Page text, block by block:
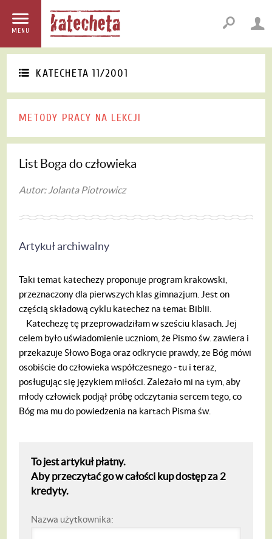
MENU
KATECHETA 11/2001
METODY PRACY NA LEKCJI
List Boga do człowieka
Autor: Jolanta Piotrowicz
Artykuł archiwalny
Taki temat katechezy proponuje program krakowski,
przeznaczony dla pierwszych klas gimnazjum. Jest on
częścią składową cyklu katechez na temat Biblii.
Katechezę tę przeprowadziłam w sześciu klasach. Jej
celem było uświadomienie uczniom, że Pismo św. zawiera i
przekazuje Słowo Boga oraz odkrycie prawdy, że Bóg mówi
osobiście do człowieka współczesnego - tu i teraz,
posługując się językiem miłości. Zależało mi na tym, aby
młody człowiek podjął próbę odczytania sercem tego, co
Bóg ma mu do powiedzenia na kartach Pisma św.
To jest artykuł płatny.
Aby przeczytać go w całości kup dostęp za 2
kredyty.
Nazwa użytkownika: